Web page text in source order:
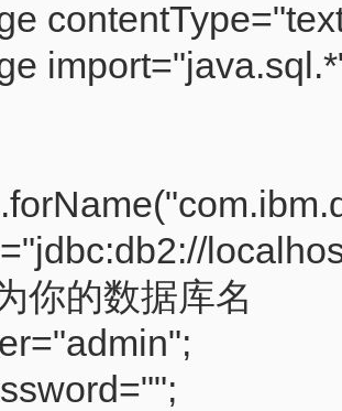
你的数据库名